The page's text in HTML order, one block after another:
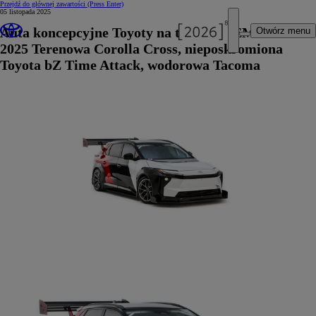
Przejdź do głównej zawartości (Press Enter)
Otwórz menu
05 listopada 2025
Auta koncepcyjne Toyoty na targach SEMA
2025 Terenowa Corolla Cross, nieposkromiona
Toyota bZ Time Attack, wodorowa Tacoma